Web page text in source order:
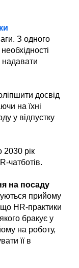
З одного
надавати
досвід
на їхні
у відпустку
рік
чатботів.
на посаду
прийому
що HR-практики
бракує у
на роботу,
її в